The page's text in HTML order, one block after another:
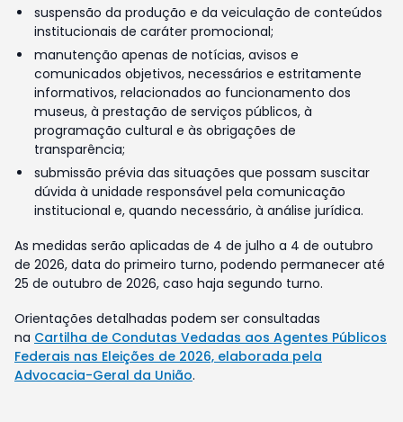
suspensão da produção e da veiculação de conteúdos
institucionais de caráter promocional;
manutenção apenas de notícias, avisos e
comunicados objetivos, necessários e estritamente
informativos, relacionados ao funcionamento dos
museus, à prestação de serviços públicos, à
programação cultural e às obrigações de
transparência;
submissão prévia das situações que possam suscitar
dúvida à unidade responsável pela comunicação
institucional e, quando necessário, à análise jurídica.
As medidas serão aplicadas de 4 de julho a 4 de outubro
de 2026, data do primeiro turno, podendo permanecer até
25 de outubro de 2026, caso haja segundo turno.
Orientações detalhadas podem ser consultadas
na Cartilha de Condutas Vedadas aos Agentes Públicos
Federais nas Eleições de 2026, elaborada pela
Advocacia-Geral da União.